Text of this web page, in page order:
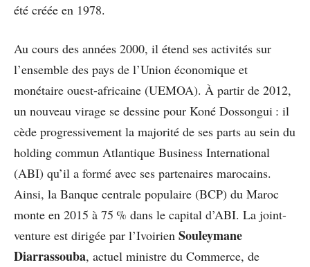
été créée en 1978.
Au cours des années 2000, il étend ses activités sur
l’ensemble des pays de l’Union économique et
monétaire ouest-africaine (UEMOA). À partir de 2012,
un nouveau virage se dessine pour Koné Dossongui : il
cède progressivement la majorité de ses parts au sein du
holding commun Atlantique Business International
(ABI) qu’il a formé avec ses partenaires marocains.
Ainsi, la Banque centrale populaire (BCP) du Maroc
monte en 2015 à 75 % dans le capital d’ABI. La joint-
venture est dirigée par l’Ivoirien Souleymane
Diarrassouba, actuel ministre du Commerce, de